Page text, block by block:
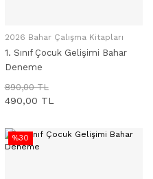
SEPETE EKLE
2026 Bahar Çalışma Kitapları
1. Sınıf Çocuk Gelişimi Bahar
Deneme
890,00 TL
490,00 TL
%30